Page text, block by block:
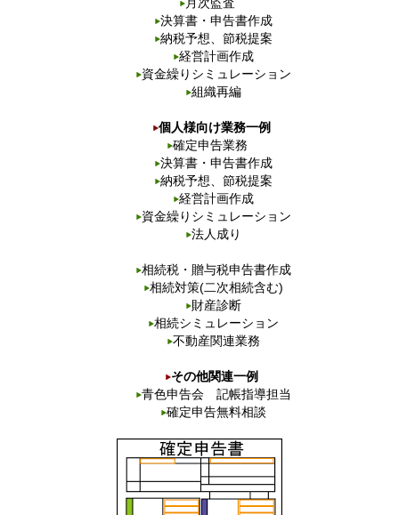
決算書・申告書作成
納税予想、節税提案
経営計画作成
資金繰りシミュレーション
組織再編
個人様向け業務一例
確定申告業務
決算書・申告書作成
納税予想、節税提案
経営計画作成
資金繰りシミュレーション
法人成り
相続税・贈与税申告書作成
相続対策(二次相続含む)
財産診断
相続シミュレーション
不動産関連業務
その他関連一例
青色申告会 記帳指導担当
確定申告無料相談